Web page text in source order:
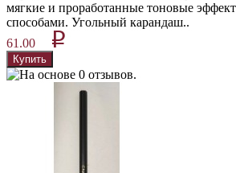
мягкие и проработанные тоновые
способами. Угольный карандаш..
61.00
p